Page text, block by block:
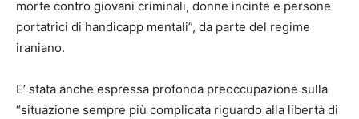
morte contro giovani criminali, donne incinte e persone
portatrici di handicapp mentali”, da parte del regime
iraniano.
E’ stata anche espressa profonda preoccupazione sulla
“situazione sempre più complicata riguardo alla libertà di